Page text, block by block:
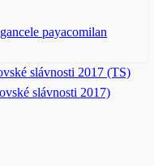
le payacomilan
slávnosti 2017 (TS)
slávnosti 2017)